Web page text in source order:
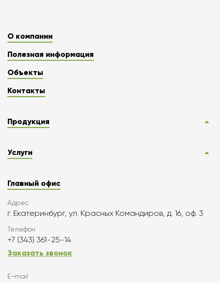
О компании
Полезная информация
Объекты
Контакты
Продукция
Услуги
Главный офис
Адрес
г. Екатеринбург, ул. Красных Командиров, д. 16, оф. 3
Телефон
+7 (343) 361-25-14
Заказать звонок
E-mail